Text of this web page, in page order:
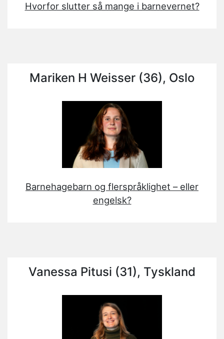
Hvorfor slutter så mange i barnevernet?
Mariken H Weisser (36), Oslo
Barnehagebarn og flerspråklighet – eller
engelsk?
Vanessa Pitusi (31), Tyskland